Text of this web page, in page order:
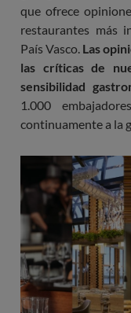
que ofrece
restaurantes más
País Vasco. Las
las críticas de
sensibilidad
1.000
continuamente a la